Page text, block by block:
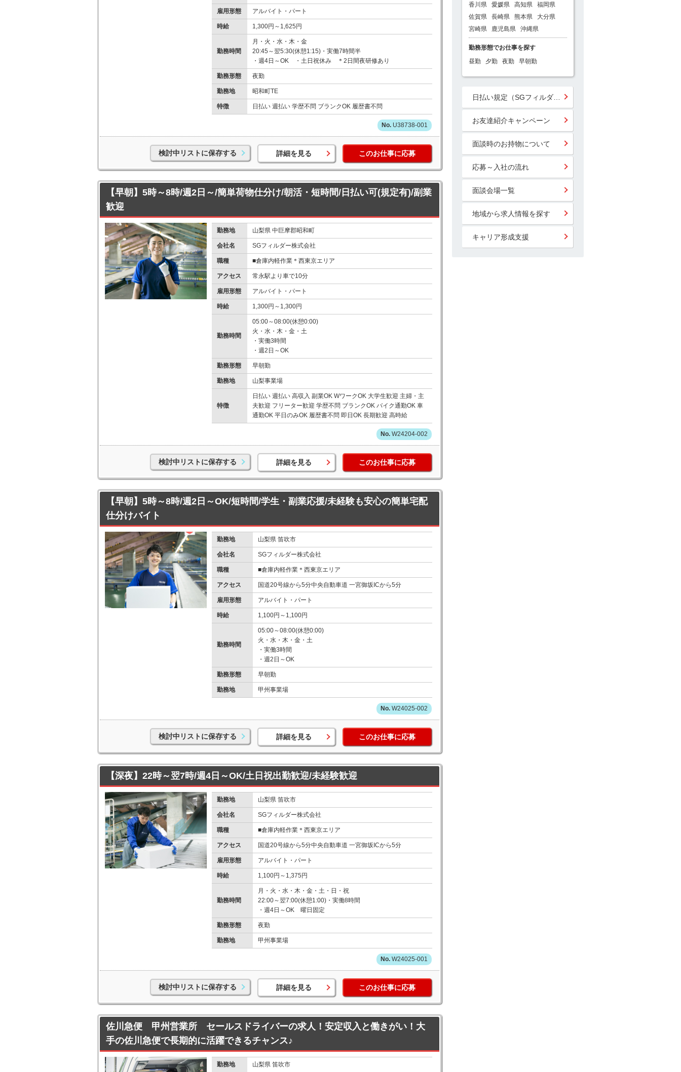
雇用形態 アルバイト・パート
時給 1,300円～1,625円
勤務時間
月・火・水・木・金
20:45～翌5:30(休憩1:15)・実働7時間半
・週4日～OK ・土日祝休み ＊2日間夜研修あり
勤務形態 夜勤
勤務地 昭和町TE
特徴 日払い 週払い 学歴不問 ブランクOK 履歴書不問
U38738-001
検討中リストに保存する 詳細を見る このお仕事に応募
【早朝】5時～8時/週2日～/簡単荷物仕分け/朝活・短時間/日払い可(規定有)/副業
歓迎
勤務地 山梨県 中巨摩郡昭和町
会社名 SGフィルダー株式会社
職種 ■倉庫内軽作業＊西東京エリア
アクセス 常永駅より車で10分
雇用形態 アルバイト・パート
時給 1,300円～1,300円
勤務時間
05:00～08:00(休憩0:00)
火・水・木・金・土
・実働3時間
・週2日～OK
勤務形態 早朝勤
勤務地 山梨事業場
特徴
日払い 週払い 高収入 副業OK WワークOK 大学生歓迎 主婦・主
夫歓迎 フリーター歓迎 学歴不問 ブランクOK バイク通勤OK 車
通勤OK 平日のみOK 履歴書不問 即日OK 長期歓迎 高時給
W24204-002
検討中リストに保存する 詳細を見る このお仕事に応募
【早朝】5時～8時/週2日～OK/短時間/学生・副業応援/未経験も安心の簡単宅配
仕分けバイト
勤務地 山梨県 笛吹市
会社名 SGフィルダー株式会社
職種 ■倉庫内軽作業＊西東京エリア
アクセス 国道20号線から5分中央自動車道 一宮御坂ICから5分
雇用形態 アルバイト・パート
時給 1,100円～1,100円
勤務時間
05:00～08:00(休憩0:00)
火・水・木・金・土
・実働3時間
・週2日～OK
勤務形態 早朝勤
勤務地 甲州事業場
W24025-002
検討中リストに保存する 詳細を見る このお仕事に応募
【深夜】22時～翌7時/週4日～OK/土日祝出勤歓迎/未経験歓迎
勤務地 山梨県 笛吹市
会社名 SGフィルダー株式会社
職種 ■倉庫内軽作業＊西東京エリア
アクセス 国道20号線から5分中央自動車道 一宮御坂ICから5分
雇用形態 アルバイト・パート
時給 1,100円～1,375円
勤務時間
月・火・水・木・金・土・日・祝
22:00～翌7:00(休憩1:00)・実働8時間
・週4日～OK 曜日固定
勤務形態 夜勤
勤務地 甲州事業場
W24025-001
検討中リストに保存する 詳細を見る このお仕事に応募
佐川急便 甲州営業所 セールスドライバーの求人！安定収入と働きがい！大
手の佐川急便で長期的に活躍できるチャンス♪
勤務地 山梨県 笛吹市
香川県
愛媛県 高知県
福岡県
佐賀県
長崎県 熊本県
大分県
宮崎県
鹿児島県 沖縄県
勤務形態でお仕事を探す
昼勤
夕勤 夜勤 早朝勤
お友達紹介キャンペーン
面談時のお持物について
応募～入社の流れ
面談会場一覧
地域から求人情報を探す
キャリア形成支援